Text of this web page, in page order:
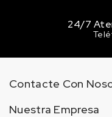
24/7
Contacte Con
Nuestra Empresa